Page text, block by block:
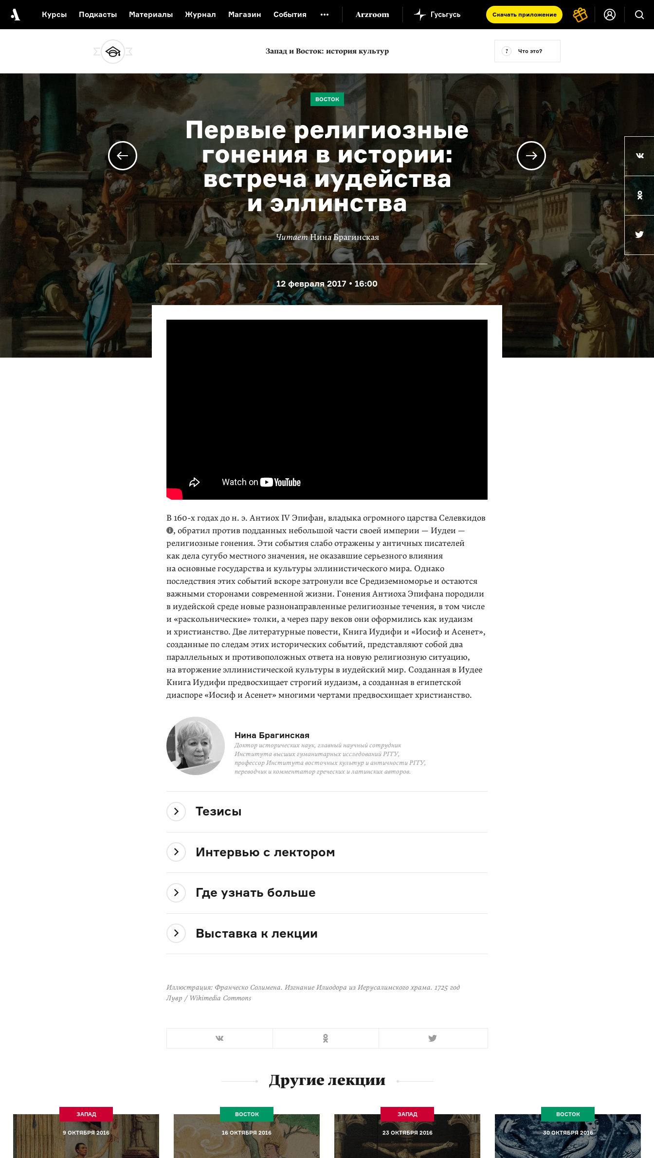
Курсы Подкасты Материалы Журнал Магазин События Скачать приложение
Русский язык от «гой еси» до «лол кек»
Что такое античность
Запад и Восток: история культур Что это?
ВОСТОК
Первые религиозные
гонения в истории:
встреча иудейства
и эллинства
ЧитаетНина Брагинская
12 февраля 2017 • 16:00
В 160-х годах до н. э. Антиох IV Эпифан, владыка огромного царства Селев­кидов
, обратил против подданных небольшой части своей империи — Иудеи —
религиозные гонения. Эти события слабо отражены у античных писателей
как дела сугубо местного значения, не оказавшие серьезного влия­ния
на основные государства и культуры эллинистического мира. Однако
последствия этих событий вскоре затронули все Средиземноморье и остаются
важными сторонами современной жизни. Гонения Антиоха Эпифана породили
в иудейской среде новые разнонаправленные религиозные течения, в том чи­сле
и «раскольнические» толки, а через пару веков они оформились как иуда­изм
и христианство. Две литературные повести, Книга Иудифи и «Иосиф и Асенет»,
созданные по следам этих исторических событий, представляют со­бой два
параллельных и противоположных ответа на новую религиозную ситуацию,
на вторжение эллинистической культуры в иудейский мир. Создан­ная в Иудее
Книга Иудифи предвосхищает строгий иудаизм, а созданная в еги­петской
диаспоре «Иосиф и Асенет» многими чертами предвосхищает хри­стианство.
Нина Брагинская
Доктор исторических наук, главный научный сотрудник
Института высших гуманитарных исследований РГГУ,
профессор Института восточных культур и античности РГГУ,
переводчик и комментатор греческих и латинских авторов.
Тезисы
Интервью с лектором
Где узнать больше
Выставка к лекции
Иллюстрация: Франческо Солимена. Изгнание Илиодора из Иерусалимского храма. 1725 год
Лувр / Wikimedia Commons
Другие лекции
ЗАПАД
9 ОКТЯБРЯ 2016
ВОСТОК
16 ОКТЯБРЯ 2016
ЗАПАД
23 ОКТЯБРЯ 2016
ВОСТОК
30 ОКТЯБРЯ 2016